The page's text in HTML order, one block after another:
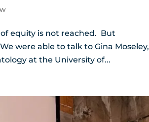
equity is not reached. But
were able to talk to Gina Moseley,
at the University of...